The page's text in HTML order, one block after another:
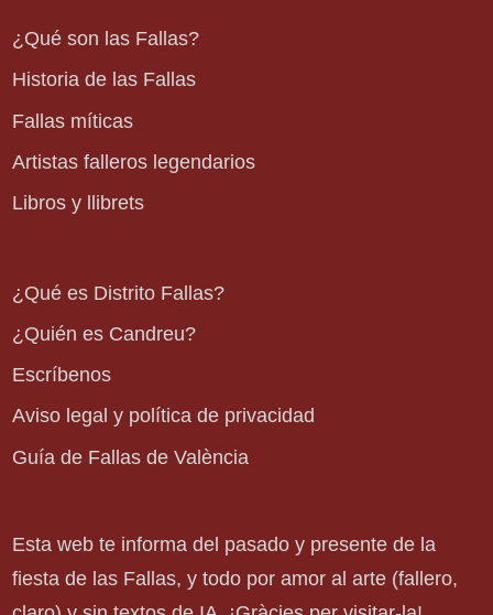
¿Qué son las Fallas?
Historia de las Fallas
Fallas míticas
Artistas falleros legendarios
Libros y llibrets
¿Qué es Distrito Fallas?
¿Quién es Candreu?
Escríbenos
Aviso legal y política de privacidad
Guía de Fallas de València
Esta web te informa del pasado y presente de la
fiesta de las Fallas, y todo por amor al arte (fallero,